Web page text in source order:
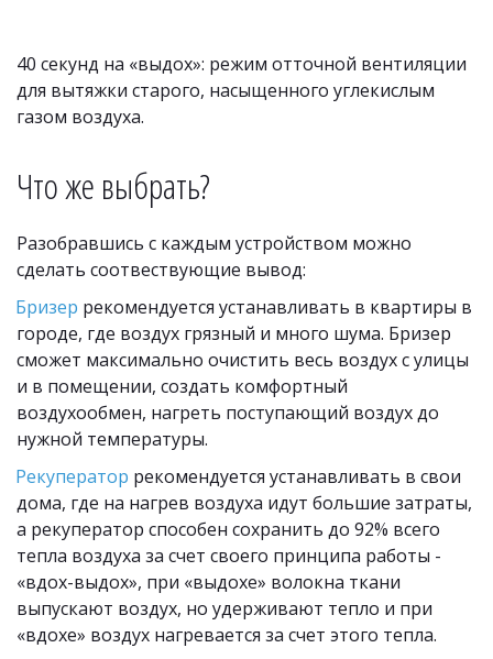
40 секунд на «выдох»: режим отточной вентиляции
для вытяжки старого, насыщенного углекислым
газом воздуха.
Что же выбрать?
Разобравшись с каждым устройством можно
сделать соотвествующие вывод:
Бризер рекомендуется устанавливать в квартиры в
городе, где воздух грязный и много шума. Бризер
сможет максимально очистить весь воздух с улицы
и в помещении, создать комфортный
воздухообмен, нагреть поступающий воздух до
нужной температуры.
Рекуператор рекомендуется устанавливать в свои
дома, где на нагрев воздуха идут большие затраты,
а рекуператор способен сохранить до 92% всего
тепла воздуха за счет своего принципа работы -
«вдох-выдох», при «выдохе» волокна ткани
выпускают воздух, но удерживают тепло и при
«вдохе» воздух нагревается за счет этого тепла.